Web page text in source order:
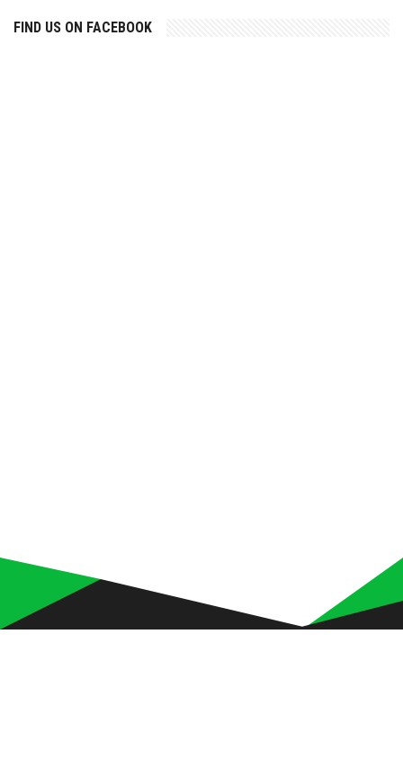
FIND US ON FACEBOOK